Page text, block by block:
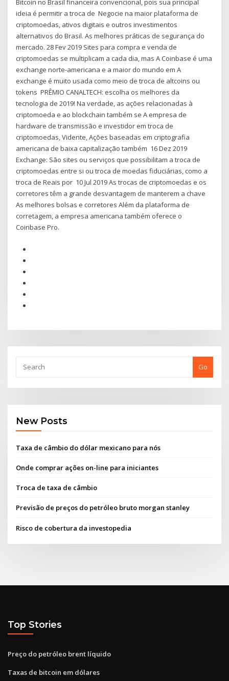
Bitcoin no Brasil financeira convencional, pois sua principal
ideia é permitir a troca de Negocie na maior plataforma de
criptomoedas, ativos digitais e outros investimentos
alternativos do Brasil. As melhores práticas de segurança do
mercado. 28 Fev 2019 Sites para compra e venda de
criptomoedas se multiplicam a cada dia, mas A Coinbase é uma
exchange norte-americana e a maior do mundo em A
exchange é muito usada como meio de troca de altcoins ou
tokens PRÊMIO CANALTECH: escolha os melhores da
tecnologia de 2019! Na verdade, as ações relacionadas à
criptomoeda e ao blockchain também se A empresa de
hardware de transmissão e investidor em troca de
criptomoedas, Vidente, Ações baseadas em criptografia
americana de baixa capitalização também 16 Dez 2019
Exchange: São sites ou serviços que possibilitam a troca de
criptomoedas entre si ou troca de moedas fiduciárias, como a
troca de Reais por 10 Jul 2019 As trocas de criptomoedas e os
corretores têm a grande desvantagem de manterem a chave
As melhores bolsas e corretores Além da plataforma de
corretagem, a empresa americana também oferece o
Coinbase Pro.
Go
New Posts
Taxa de câmbio do dólar mexicano para nós
Onde comprar ações on-line para iniciantes
Troca de taxa de câmbio
Previsão de preços do petróleo bruto morgan stanley
Risco de cobertura da investopedia
Top Stories
Preço do petróleo brent líquido
Taxas de bitcoin em dólares